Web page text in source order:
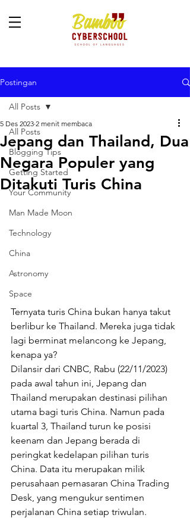
Postingan
All Posts
Blogging Tips
Getting Started
Your Community
Man Made Moon
Technology
China
Astronomy
Space
All Posts
Jepang dan Thailand, Dua
Negara Populer yang
Ditakuti Turis China
5 Des 2023 2 menit membaca
Ternyata turis China bukan hanya takut
berlibur ke Thailand. Mereka juga tidak
lagi berminat melancong ke Jepang,
kenapa ya?
Dilansir dari CNBC, Rabu (22/11/2023)
pada awal tahun ini, Jepang dan
Thailand merupakan destinasi pilihan
utama bagi turis China. Namun pada
kuartal 3, Thailand turun ke posisi
keenam dan Jepang berada di
peringkat kedelapan pilihan turis
China. Data itu merupakan milik
perusahaan pemasaran China Trading
Desk, yang mengukur sentimen
perjalanan China setiap triwulan.